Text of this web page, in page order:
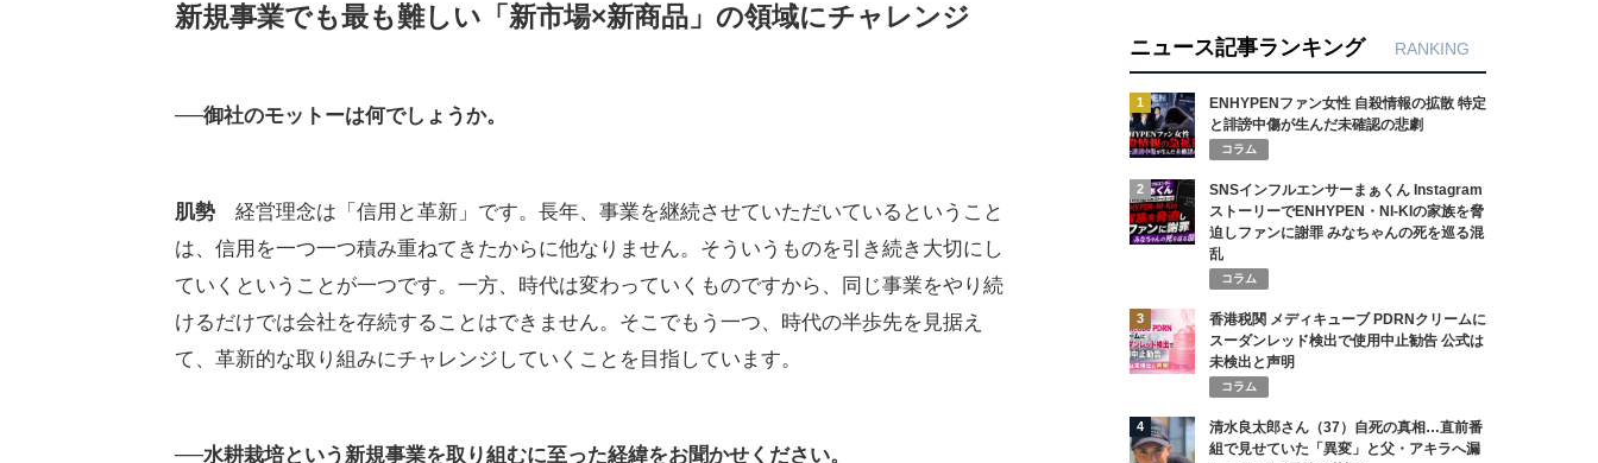
新規事業でも最も難しい「新市場×新商品」の領域にチャレンジ
──御社のモットーは何でしょうか。
肌勢 経営理念は「信用と革新」です。長年、事業を継続させていただいているということ
は、信用を一つ一つ積み重ねてきたからに他なりません。そういうものを引き続き大切にし
ていくということが一つです。一方、時代は変わっていくものですから、同じ事業をやり続
けるだけでは会社を存続することはできません。そこでもう一つ、時代の半歩先を見据え
て、革新的な取り組みにチャレンジしていくことを目指しています。
──水耕栽培という新規事業を取り組むに至った経緯をお聞かせください。
ニュース記事ランキング RANKING
1
ENHYPENファン女性 自殺情報の拡散 特定
と誹謗中傷が生んだ未確認の悲劇
コラム
2
SNSインフルエンサーまぁくん Instagram
ストーリーでENHYPEN・NI-KIの家族を脅
迫しファンに謝罪 みなちゃんの死を巡る混
乱
コラム
3
香港税関 メディキューブ PDRNクリームに
スーダンレッド検出で使用中止勧告 公式は
未検出と声明
コラム
4
清水良太郎さん（37）自死の真相…直前番
組で見せていた「異変」と父・アキラへ漏